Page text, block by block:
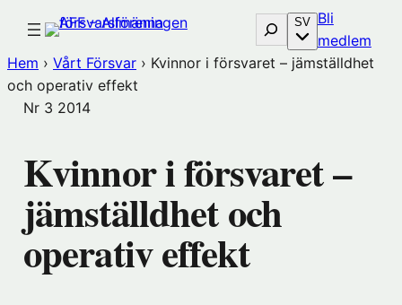
innehåll
Sök SV Bli
medlem
i
Hem › Vårt Försvar › Kvinnor i försvaret – jämställdhet
och operativ effekt
Nr 3 2014
Kvinnor i försvaret –
jämställdhet och
operativ effekt